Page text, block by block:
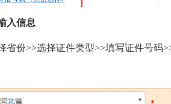
入信息
省份>>选择证件类型>>填写证件号码